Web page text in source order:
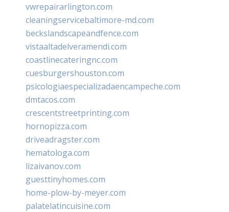
vwrepairarlington.com
cleaningservicebaltimore-md.com
beckslandscapeandfence.com
vistaaltadelveramendi.com
coastlinecateringnc.com
cuesburgershouston.com
psicologiaespecializadaencampeche.com
dmtacos.com
crescentstreetprinting.com
hornopizza.com
driveadragster.com
hematologa.com
lizaivanov.com
guesttinyhomes.com
home-plow-by-meyer.com
palatelatincuisine.com